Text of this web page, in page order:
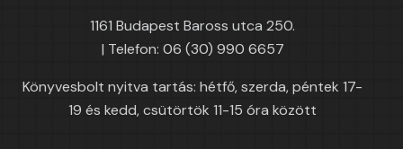
1161 Budapest Baross utca 250.
| Telefon: 06 (30) 990 6657
Könyvesbolt nyitva tartás: hétfő, szerda, péntek 17-
19 és kedd, csütörtök 11-15 óra között